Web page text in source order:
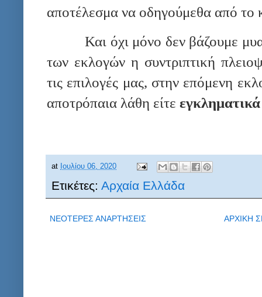
αποτέλεσμα να οδηγούμεθα από το
Και όχι μόνο δεν βάζουμε
των εκλογών η συντριπτική
τις επιλογές μας, στην επόμενη
αποτρόπαια λάθη είτε
at Ιουλίου 06, 2020
Ετικέτες: Αρχαία Ελλάδα
ΝΕΟΤΕΡΕΣ ΑΝΑΡΤΗΣΕΙΣ ΑΡΧΙΚΗ